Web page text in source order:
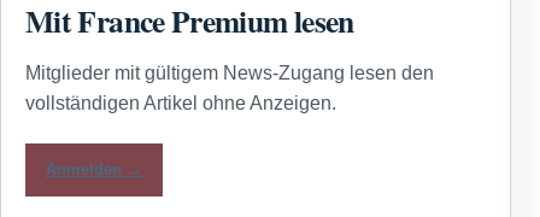
Mit France Premium lesen
Mitglieder mit gültigem News-Zugang lesen den
vollständigen Artikel ohne Anzeigen.
Anmelden →